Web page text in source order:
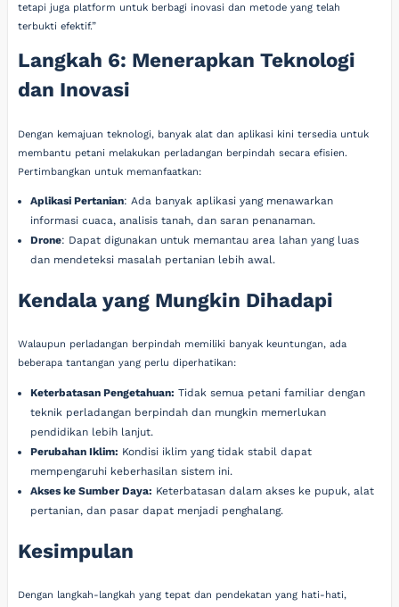
tetapi juga platform untuk berbagi inovasi dan metode yang telah
terbukti efektif.”
Langkah 6: Menerapkan Teknologi
dan Inovasi
Dengan kemajuan teknologi, banyak alat dan aplikasi kini tersedia untuk
membantu petani melakukan perladangan berpindah secara efisien.
Pertimbangkan untuk memanfaatkan:
Aplikasi Pertanian: Ada banyak aplikasi yang menawarkan
informasi cuaca, analisis tanah, dan saran penanaman.
Drone: Dapat digunakan untuk memantau area lahan yang luas
dan mendeteksi masalah pertanian lebih awal.
Kendala yang Mungkin Dihadapi
Walaupun perladangan berpindah memiliki banyak keuntungan, ada
beberapa tantangan yang perlu diperhatikan:
Keterbatasan Pengetahuan: Tidak semua petani familiar dengan
teknik perladangan berpindah dan mungkin memerlukan
pendidikan lebih lanjut.
Perubahan Iklim: Kondisi iklim yang tidak stabil dapat
mempengaruhi keberhasilan sistem ini.
Akses ke Sumber Daya: Keterbatasan dalam akses ke pupuk, alat
pertanian, dan pasar dapat menjadi penghalang.
Kesimpulan
Dengan langkah-langkah yang tepat dan pendekatan yang hati-hati,